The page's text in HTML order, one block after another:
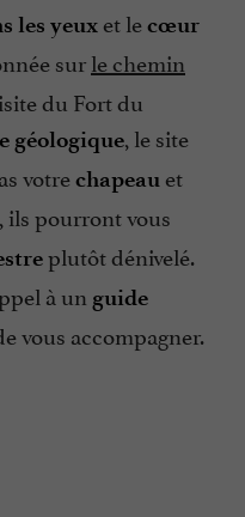
les yeux et lecœur
surle chemin
du Fort du
géologique, le site
votrechapeau et
, ils pourront vous
plutôt dénivelé.
à un guide
vous accompagner.